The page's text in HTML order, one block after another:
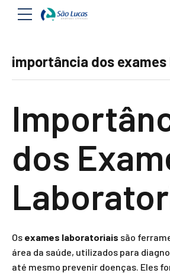
importância dos
dos
Os exames laboratoriais são
área da saúde, utilizados para
até mesmo prevenir doenças. Eles